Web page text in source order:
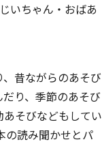
いちゃん・おばあ
昔ながらのあそび
だり、季節のあそび
あそびなどもしてい
の読み聞かせとパ